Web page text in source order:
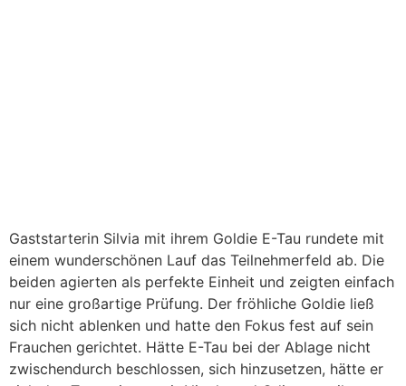
Gaststarterin Silvia mit ihrem Goldie E-Tau rundete mit
einem wunderschönen Lauf das Teilnehmerfeld ab. Die
beiden agierten als perfekte Einheit und zeigten einfach
nur eine großartige Prüfung. Der fröhliche Goldie ließ
sich nicht ablenken und hatte den Fokus fest auf sein
Frauchen gerichtet. Hätte E-Tau bei der Ablage nicht
zwischendurch beschlossen, sich hinzusetzen, hätte er